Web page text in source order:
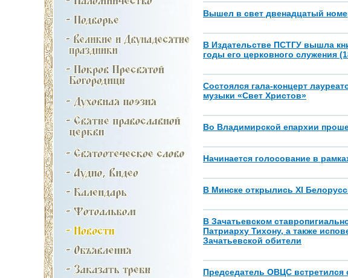
Вышел в свет двенадцатый
В Издательстве ПСТГУ вышла
годы его церковного служения
Состоялся гала-концерт
музыки «Свет Христов»
Во Владимирской епархии
Начинается голосование в
В Минске открылись XI
В Зачатьевском
Патриарху Тихону, а также
Зачатьевской обители
Председатель ОВЦС